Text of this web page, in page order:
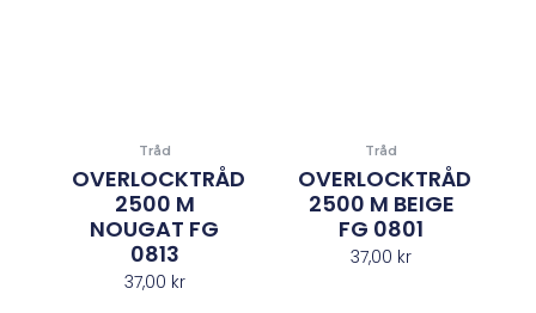
Tråd
OVERLOCKTRÅD
2500 M
NOUGAT FG
0813
37,00 kr
Tråd
OVERLOCKTRÅD
2500 M BEIGE
FG 0801
37,00 kr